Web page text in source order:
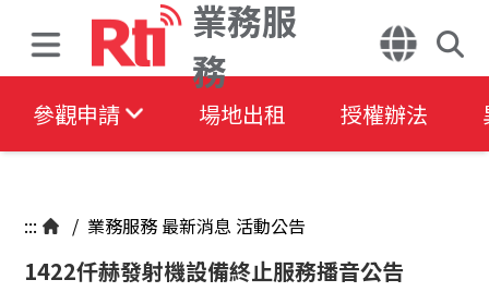
業務服
務
參觀申請 場地出租 授權辦法
::: / 業務服務 最新消息 活動公告
1422仟赫發射機設備終止服務播音公告